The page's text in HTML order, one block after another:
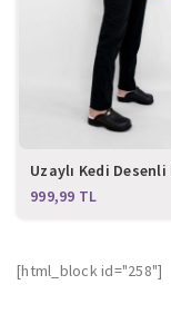
Uzaylı Kedi Desenli
Alt Üst Takım
TL
[html_block id="258"]